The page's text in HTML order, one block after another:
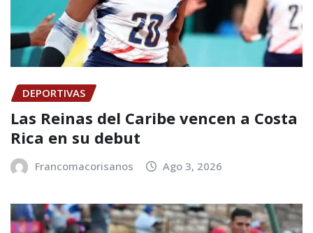
DEPORTIVAS
Las Reinas del Caribe vencen a Costa
Rica en su debut
Francomacorisanos Ago 3, 2026